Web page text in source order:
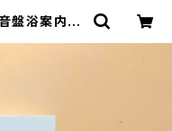
盤浴案内 |